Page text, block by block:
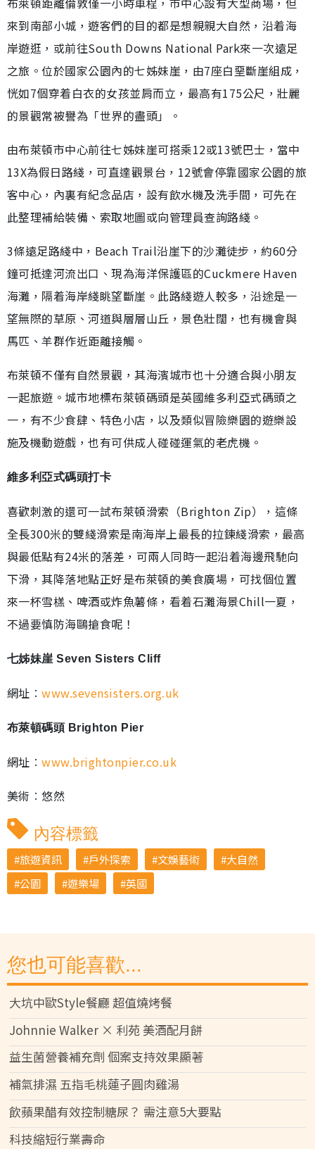
來到南部小城，遊客們的目的都是想親親大自然，沿着海
岸遊逛，或前往South Downs National Park來一次遠足
之旅。位於國家公園內的七姊妹崖，由7座白堊斷崖組成，
恍如7個穿着白衣的女孩並肩而立，最高有175公尺，壯麗
的景觀常被譽為「世界的盡頭」。
由布萊頓市中心前往七姊妹崖可搭乘12或13號巴士，當中
13X為假日路綫，可直達觀景台，12號會停靠國家公園的旅
客中心，內裏有紀念品店，設有飲水機及洗手間，可先在
此整理補給裝備、索取地圖或向管理員查詢路綫。
3條遠足路綫中，Beach Trail沿崖下的沙灘徒步，約60分
鐘可抵達河流出口、現為海洋保護區的Cuckmere Haven
海灘，隔着海岸綫眺望斷崖。此路綫遊人較多，沿途是一
望無際的草原、河道與層層山丘，景色壯闊，也有機會與
馬匹、羊群作近距離接觸。
布萊頓不僅有自然景觀，其海濱城市也十分適合與小朋友
一起旅遊。城市地標布萊頓碼頭是英國維多利亞式碼頭之
一，有不少食肆、特色小店，以及類似冒險樂園的遊樂設
施及機動遊戲，也有可供成人碰碰運氣的老虎機。
維多利亞式碼頭打卡
喜歡刺激的還可一試布萊頓滑索（Brighton Zip），這條
全長300米的雙綫滑索是南海岸上最長的拉鍊綫滑索，最高
與最低點有24米的落差，可兩人同時一起沿着海邊飛馳向
下滑，其降落地點正好是布萊頓的美食廣場，可找個位置
來一杯雪榚、啤酒或炸魚薯條，看着石灘海景Chill一夏，
不過要慎防海鷗搶食呢！
七姊妹崖 Seven Sisters Cliff
網址︰www.sevensisters.org.uk
布萊頓碼頭 Brighton Pier
網址︰www.brightonpier.co.uk
美術︰悠然
內容標籤
旅遊資訊 戶外探索 文娛藝術
大自然
公園
遊樂場 英國
您也可能喜歡...
大坑中歐Style餐廳 超值燒烤餐
Johnnie Walker × 利苑 美酒配月餅
益生菌營養補充劑 個案支持效果顯著
補氣排濕 五指毛桃蓮子圓肉雞湯
飲蘋果醋有效控制糖尿？ 需注意5大要點
科技縮短行業壽命